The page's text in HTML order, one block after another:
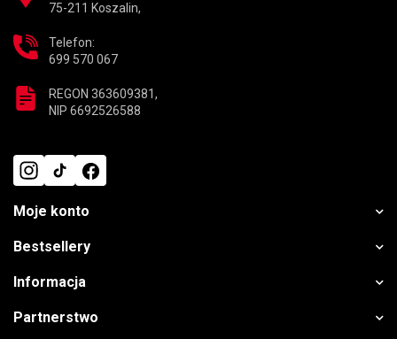
75-211 Koszalin,
Telefon:
699 570 067
REGON 363609381,
NIP 6692526588
Moje konto
Bestsellery
Informacja
Partnerstwo